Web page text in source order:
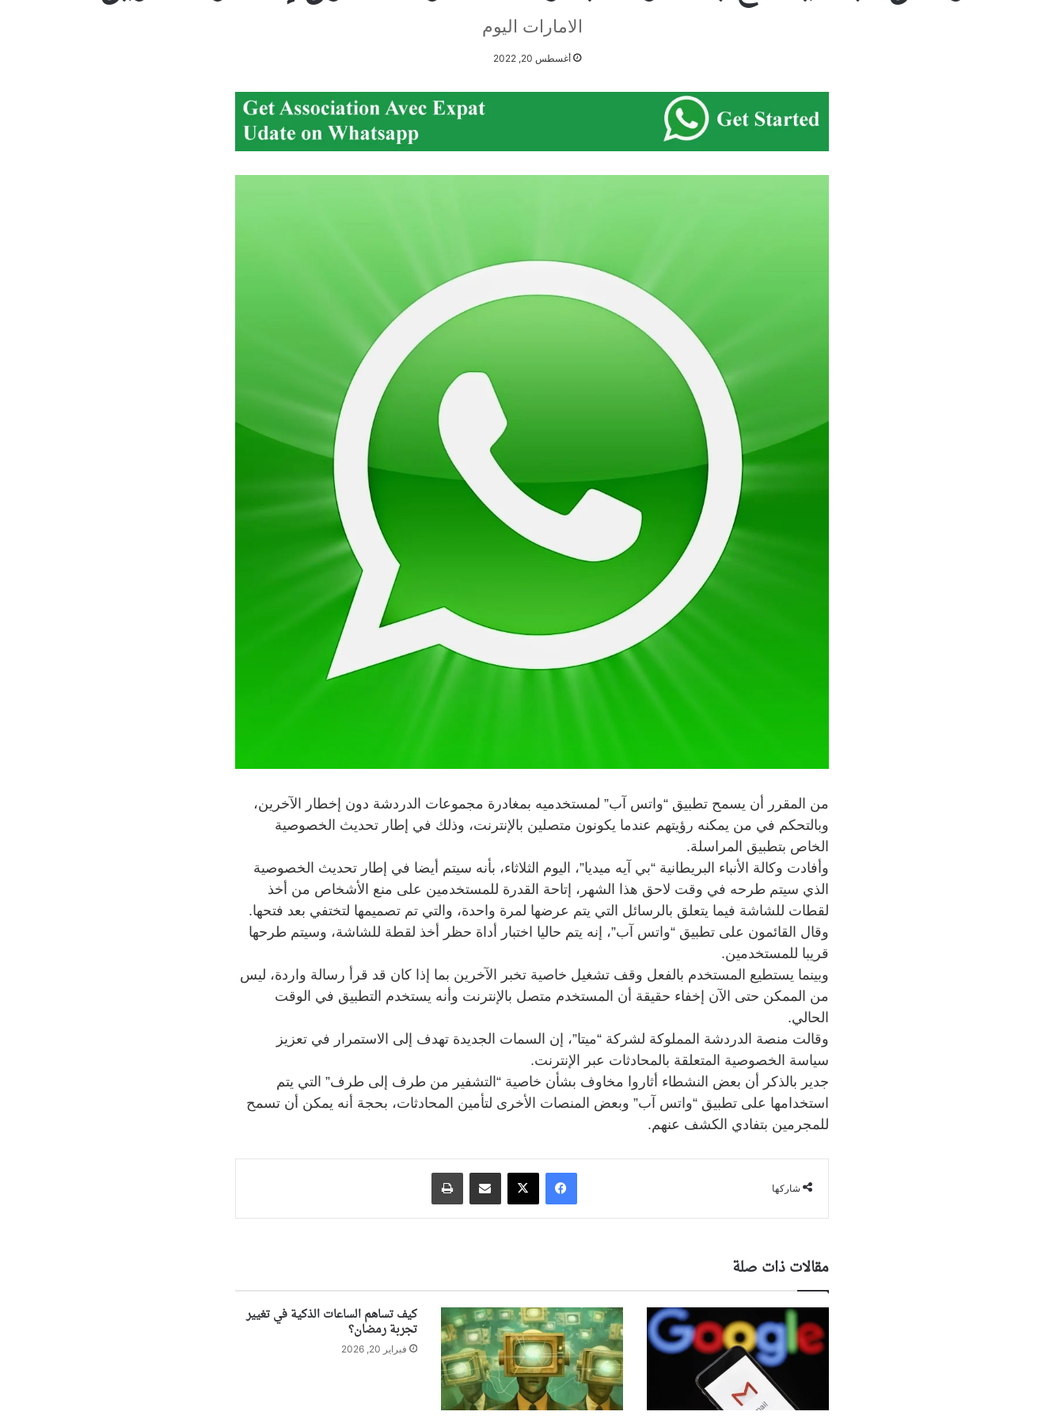
الامارات اليوم
أغسطس 20, 2022
من المقرر أن يسمح تطبيق “واتس آب” لمستخدميه بمغادرة مجموعات الدردشة دون إخطار الآخرين،
وبالتحكم في من يمكنه رؤيتهم عندما يكونون متصلين بالإنترنت، وذلك في إطار تحديث الخصوصية
الخاص بتطبيق المراسلة.
وأفادت وكالة الأنباء البريطانية “بي آيه ميديا”، اليوم الثلاثاء، بأنه سيتم أيضا في إطار تحديث الخصوصية
الذي سيتم طرحه في وقت لاحق هذا الشهر، إتاحة القدرة للمستخدمين على منع الأشخاص من أخذ
لقطات للشاشة فيما يتعلق بالرسائل التي يتم عرضها لمرة واحدة، والتي تم تصميمها لتختفي بعد فتحها.
وقال القائمون على تطبيق “واتس آب”، إنه يتم حاليا اختبار أداة حظر أخذ لقطة للشاشة، وسيتم طرحها
قريبا للمستخدمين.
وبينما يستطيع المستخدم بالفعل وقف تشغيل خاصية تخبر الآخرين بما إذا كان قد قرأ رسالة واردة، ليس
من الممكن حتى الآن إخفاء حقيقة أن المستخدم متصل بالإنترنت وأنه يستخدم التطبيق في الوقت
الحالي.
وقالت منصة الدردشة المملوكة لشركة “ميتا”، إن السمات الجديدة تهدف إلى الاستمرار في تعزيز
سياسة الخصوصية المتعلقة بالمحادثات عبر الإنترنت.
جدير بالذكر أن بعض النشطاء أثاروا مخاوف بشأن خاصية “التشفير من طرف إلى طرف” التي يتم
استخدامها على تطبيق “واتس آب” وبعض المنصات الأخرى لتأمين المحادثات، بحجة أنه يمكن أن تسمح
للمجرمين بتفادي الكشف عنهم.
شاركها
فيسبوك ‫X مشاركة عبر البريد طباعة
مقالات ذات صلة
كيف تساهم الساعات الذكية في تغيير
تجربة رمضان؟
فبراير 20, 2026